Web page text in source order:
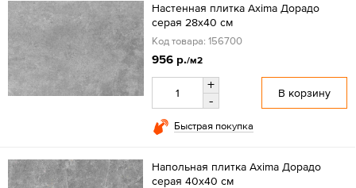
Настенная плитка Axima Дорадо
серая 28x40 см
Код товара: 156700
956 р./м2
+
-
В корзину
Быстрая покупка
Напольная плитка Axima Дорадо
серая 40x40 см